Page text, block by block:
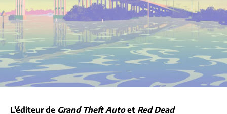
L’éditeur de Grand Theft Autoet Red Dead